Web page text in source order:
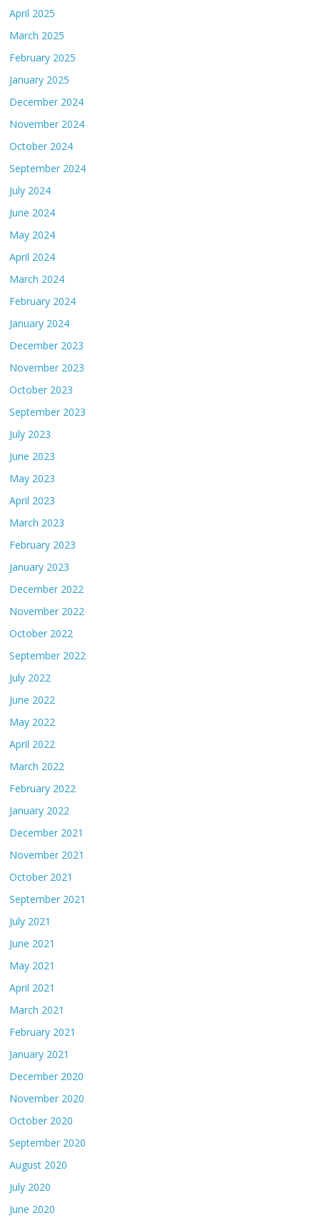
April 2025
March 2025
February 2025
January 2025
December 2024
November 2024
October 2024
September 2024
July 2024
June 2024
May 2024
April 2024
March 2024
February 2024
January 2024
December 2023
November 2023
October 2023
September 2023
July 2023
June 2023
May 2023
April 2023
March 2023
February 2023
January 2023
December 2022
November 2022
October 2022
September 2022
July 2022
June 2022
May 2022
April 2022
March 2022
February 2022
January 2022
December 2021
November 2021
October 2021
September 2021
July 2021
June 2021
May 2021
April 2021
March 2021
February 2021
January 2021
December 2020
November 2020
October 2020
September 2020
August 2020
July 2020
June 2020